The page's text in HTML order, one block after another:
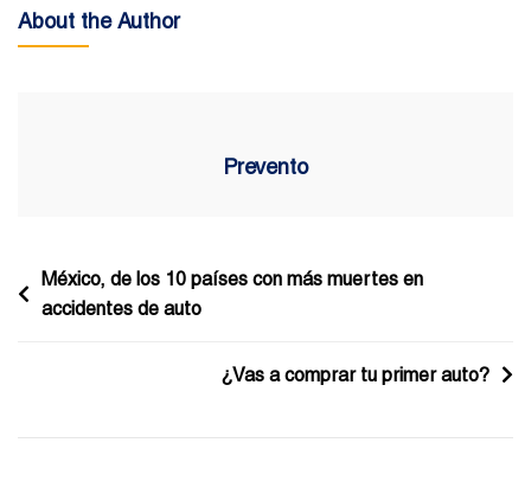
About the Author
Prevento
Navegación
de
México, de los 10 países con más muertes en
accidentes de auto
¿Vas a comprar tu primer auto?